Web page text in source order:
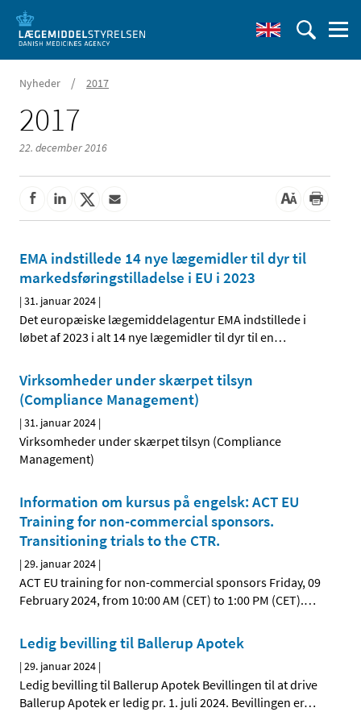
Nyheder / 2017
2017
22. december 2016
EMA indstillede 14 nye lægemidler til dyr til
markedsføringstilladelse i EU i 2023
|31. januar 2024 |
Det europæiske lægemiddelagentur EMA indstillede i
løbet af 2023 i alt 14 nye lægemidler til dyr til en…
Virksomheder under skærpet tilsyn
(Compliance Management)
|31. januar 2024 |
Virksomheder under skærpet tilsyn (Compliance
Management)
Information om kursus på engelsk: ACT EU
Training for non-commercial sponsors.
Transitioning trials to the CTR.
|29. januar 2024 |
ACT EU training for non-commercial sponsors Friday, 09
February 2024, from 10:00 AM (CET) to 1:00 PM (CET).…
Ledig bevilling til Ballerup Apotek
|29. januar 2024 |
Ledig bevilling til Ballerup Apotek Bevillingen til at drive
Ballerup Apotek er ledig pr. 1. juli 2024. Bevillingen er…